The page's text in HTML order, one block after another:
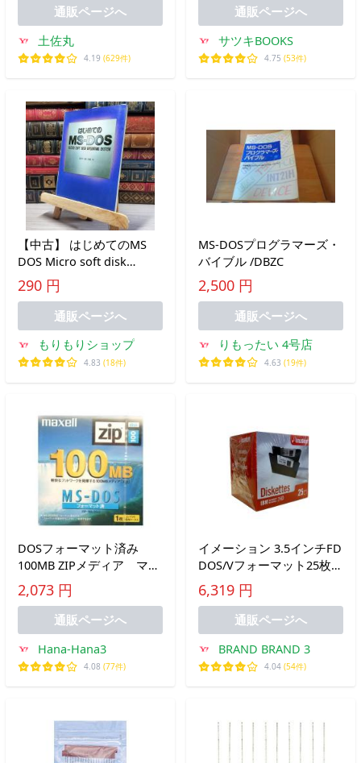
通販ページへ
土佐丸
4.19 (629件)
通販ページへ
サツキBOOKS
4.75 (53件)
【中古】 はじめてのMS
DOS Micro soft disk
operating system 003617
290 円
通販ページへ
もりもりショップ
4.83 (18件)
MS-DOSプログラマーズ・
バイブル /DBZC
2,500 円
通販ページへ
りもったい 4号店
4.63 (19件)
DOSフォーマット済み
100MB ZIPメディア マク
セル ZIP-100.DOS
2,073 円
通販ページへ
Hana-Hana3
4.08 (77件)
イメーション 3.5インチFD
DOS/Vフォーマット25枚入
紙箱×1 US仕様品 MF2HD-
WIN-25KS
6,319 円
通販ページへ
BRAND BRAND 3
4.04 (54件)